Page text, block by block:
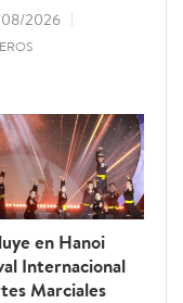
2026
en Hanoi
Internacional
Marciales